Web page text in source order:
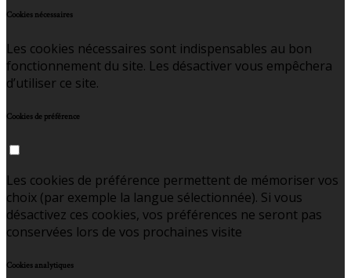
Cookies nécessaires
Les cookies nécessaires sont indispensables au bon
fonctionnement du site. Les désactiver vous empêchera
d’utiliser ce site.
Cookies de préférence
Les cookies de préférence permettent de mémoriser vos
choix (par exemple la langue sélectionnée). Si vous
désactivez ces cookies, vos préférences ne seront pas
conservées lors de vos prochaines visite
Cookies analytiques